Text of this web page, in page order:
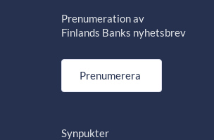
Prenumeration av
Finlands Banks nyhetsbrev
Prenumerera
Synpukter